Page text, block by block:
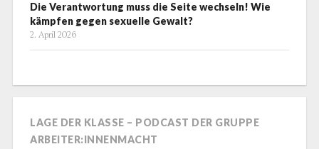
Die Verantwortung muss die Seite wechseln! Wie
kämpfen gegen sexuelle Gewalt?
2. April 2026
LAGE DER KLASSE – PODCAST DER GRUPPE
ARBEITER:INNENMACHT